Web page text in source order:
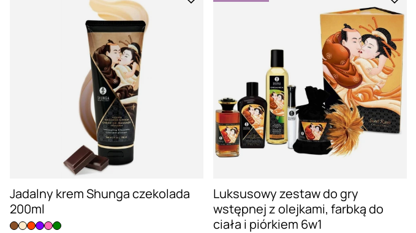
Jadalny krem Shunga czekolada
200ml
Luksusowy zestaw do gry
wstępnej z olejkami, farbką do
ciała i piórkiem 6w1